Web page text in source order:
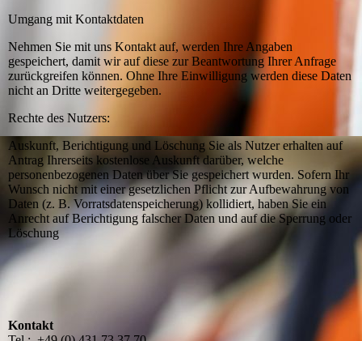
Umgang mit Kontaktdaten
Nehmen Sie mit uns Kontakt auf, werden Ihre Angaben
gespeichert, damit wir auf diese zur Beantwortung Ihrer Anfrage
zurückgreifen können. Ohne Ihre Einwilligung werden diese Daten
nicht an Dritte weitergegeben.
Rechte des Nutzers:
Auskunft, Berichtigung und Löschung Sie als Nutzer erhalten auf
Antrag Ihrerseits kostenlose Auskunft darüber, welche
personenbezogenen Daten über Sie gespeichert wurden. Sofern Ihr
Wunsch nicht mit einer gesetzlichen Pflicht zur Aufbewahrung von
Daten (z. B. Vorratsdatenspeicherung) kollidiert, haben Sie ein
Anrecht auf Berichtigung falscher Daten und auf die Sperrung oder
Löschung
Kontakt